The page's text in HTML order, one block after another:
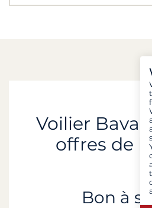
Voilier
offres de
Bon à